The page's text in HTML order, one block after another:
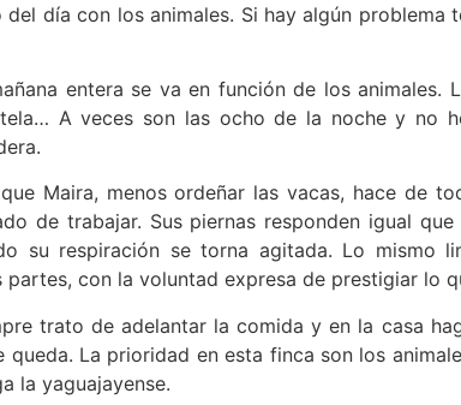
día con los animales. Si hay algún problema
entera se va en función de los animales.
A veces son las ocho de la noche y no
Maira, menos ordeñar las vacas, hace de
de trabajar. Sus piernas responden igual
su respiración se torna agitada. Lo mismo
partes, con la voluntad expresa de prestigiar lo
trato de adelantar la comida y en la casa
queda. La prioridad en esta finca son los
la yaguajayense.